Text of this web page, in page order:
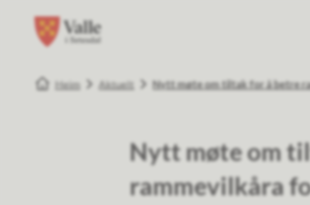
Valle kommune
Du er her:Heim Aktuelt Nytt møte om tiltak for å betre
Nytt møte om
rammevilkåra